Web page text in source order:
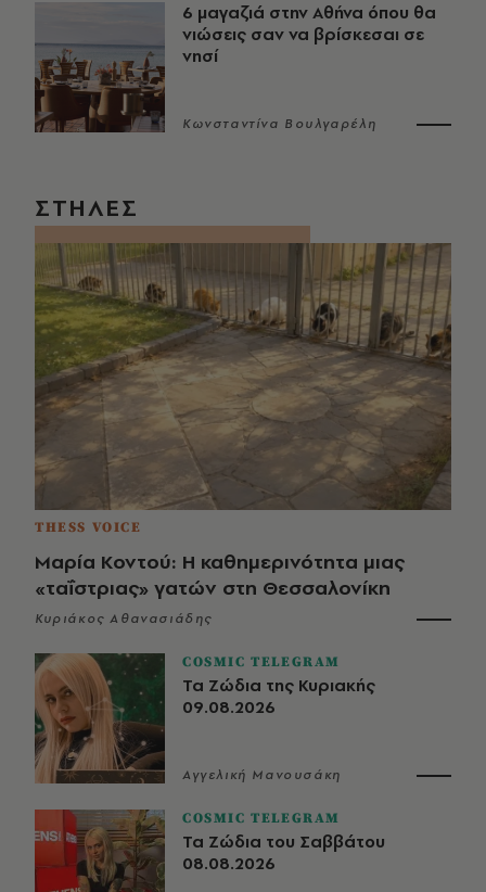
6 μαγαζιά στην Αθήνα όπου θα
νιώσεις σαν να βρίσκεσαι σε
νησί
Κωνσταντίνα Βουλγαρέλη
ΣΤΗΛΕΣ
THESS VOICE
Μαρία Κοντού: Η καθημερινότητα μιας
«ταΐστριας» γατών στη Θεσσαλονίκη
Κυριάκος Αθανασιάδης
COSMIC TELEGRAM
Τα Ζώδια της Κυριακής
09.08.2026
Αγγελική Μανουσάκη
COSMIC TELEGRAM
Τα Ζώδια του Σαββάτου
08.08.2026